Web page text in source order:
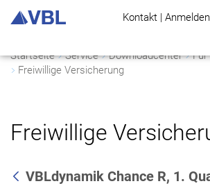
Kontakt | Anmelden
Startseite Service Downloadcenter
Freiwillige Versicherung
Freiwillige
VBLdynamik Chance R, 1.